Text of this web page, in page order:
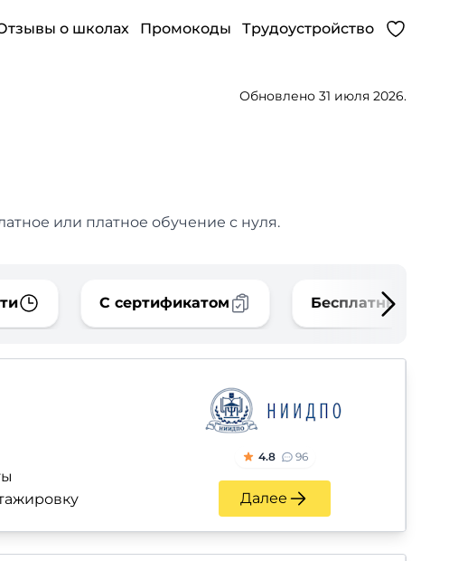
о школах Промокоды Трудоустройство
Обновлено 31 июля 2026.
или платное обучение с нуля.
С сертификатом Бесплатные
4.8 96
Далее